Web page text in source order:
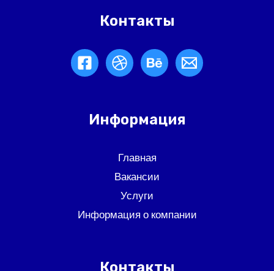
Контакты
Информация
Главная
Вакансии
Услуги
Информация о компании
Контакты